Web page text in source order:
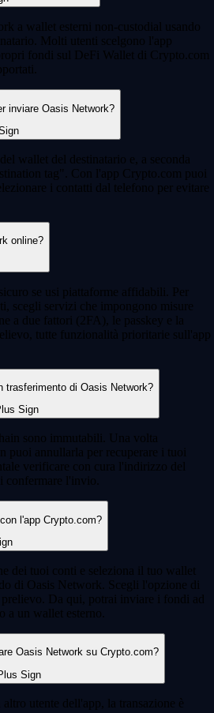
a wallet esterni non-custodial usando
Molti utenti scelgono l'app
fondi sul DeFi Wallet di Crypto.com
inviare Oasis Network?
wallet del destinatario e, a seconda
tag". Con l'app Crypto.com puoi
i contatti dal telefono per evitare
online?
se usi piattaforme affidabili. Per
scegli servizi che impongono misure
a due fattori (2FA), le passkey e la
tutte funzionalità prioritarie sull'app
trasferimento di Oasis Network?
sono immutabili. Una volta
puoi annullarla per recuperare i tuoi
verificare con cura l'indirizzo del
confermare l'invio.
l'app Crypto.com?
dei tuoi conti e seleziona il tuo wallet
di Oasis Network. Scegli l'opzione di
Da qui, potrai inviare i fondi ad
a un wallet esterno.
Oasis Network su Crypto.com?
utente dell'app, la transazione è